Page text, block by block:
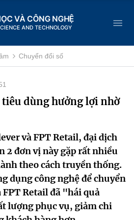
VÀ CÔNG NGHỆ
AND TECHNOLOGY
Chuyển đổi số
tiêu dùng hưởng lợi nhờ
và FPT Retail, đại dịch
2 đơn vị này gặp rất nhiều
theo cách truyền thống.
dụng công nghệ để chuyển
Retail đã "hái quả
lượng phục vụ, giảm chi